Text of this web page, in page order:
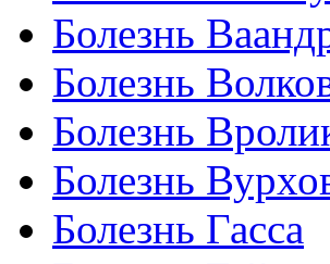
Болезнь
Болезнь
Болезнь
Болезнь
Болезнь Гасса